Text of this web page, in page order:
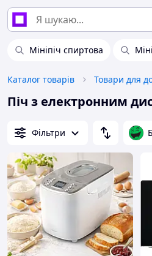
Мініпіч спиртова
Каталог товарів Товари для
Піч з електронним
Фільтри